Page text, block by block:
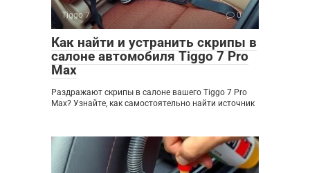
Tiggo 7 0
Как найти и устранить скрипы в
салоне автомобиля Tiggo 7 Pro
Max
Раздражают скрипы в салоне вашего Tiggo 7 Pro
Max? Узнайте, как самостоятельно найти источник